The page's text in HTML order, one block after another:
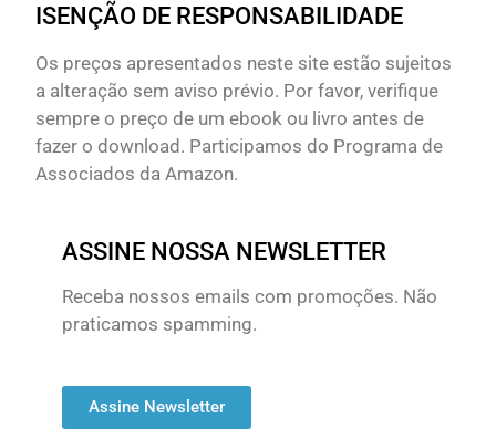
ISENÇÃO DE RESPONSABILIDADE
Os preços apresentados neste site estão sujeitos
a alteração sem aviso prévio. Por favor, verifique
sempre o preço de um ebook ou livro antes de
fazer o download. Participamos do Programa de
Associados da Amazon.
ASSINE NOSSA NEWSLETTER
Receba nossos emails com promoções. Não
praticamos spamming.
Assine Newsletter